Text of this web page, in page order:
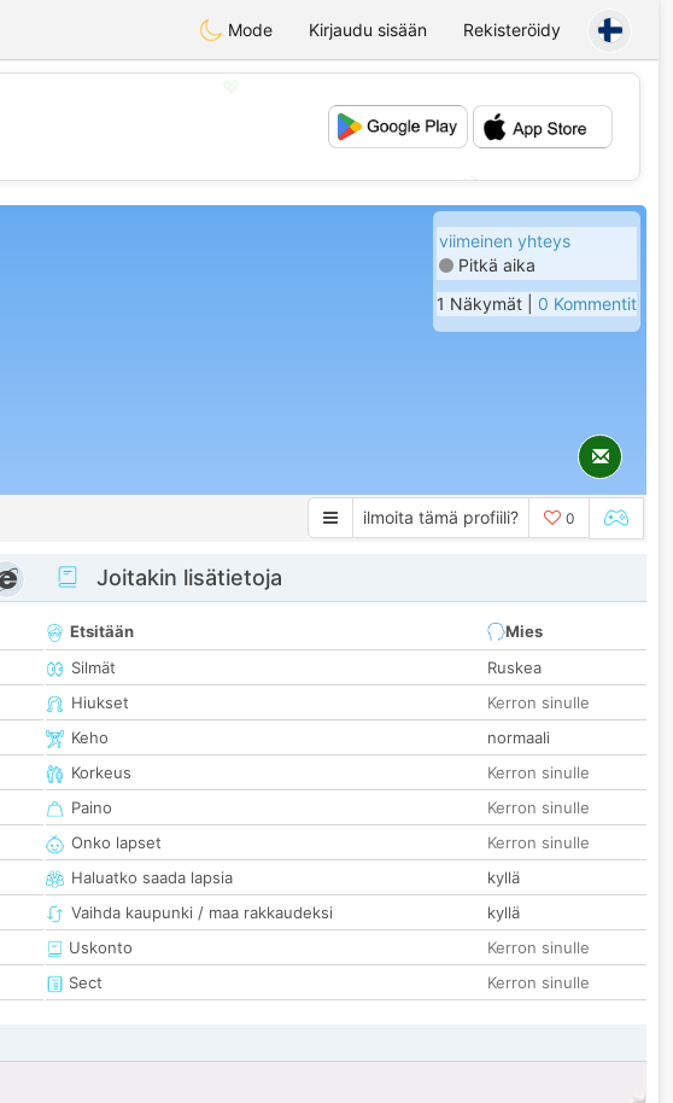
Mode Kirjaudu sisään Rekisteröidy
💕
viimeinen yhteys
Pitkä aika
1 Näkymät | 0 Kommentit
ilmoita tämä profiili? 0
Joitakin lisätietoja
Etsitään
Mies
Silmät
Ruskea
Hiukset
Kerron sinulle
Keho
normaali
Korkeus
Kerron sinulle
Paino
Kerron sinulle
Onko lapset
Kerron sinulle
Haluatko saada lapsia
kyllä
Vaihda kaupunki / maa rakkaudeksi
kyllä
Uskonto
Kerron sinulle
Sect
Kerron sinulle